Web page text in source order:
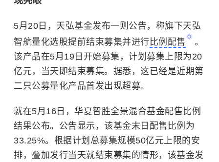
5月20日，天弘基金发布一则公告，称旗下天弘
智航量化选股提前结束募集并进行比例配售
。
该产品在5月19日开始募集，计划募集上限为20
亿元，当天即结束募集。据悉，这已经是近期第
二只公募量化产品首发出现超募。
就在5月16日，华夏智胜全景混合基金配售比例
结果公布。公告显示，该基金末日配售比例为
33.25%。根据计划总募集规模50亿元上限的安
排，叠加发行当天就结束募集的情形，该基金发